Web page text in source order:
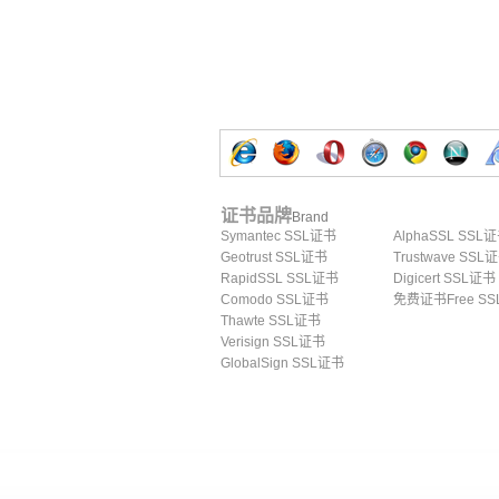
证书品牌Brand
Symantec SSL证书
Geotrust SSL证书
RapidSSL SSL证书
Comodo SSL证书
Thawte SSL证书
Verisign SSL证书
GlobalSign SSL证书
AlphaSSL SSL证
Trustwave SSL
Digicert SSL证书
免费证书Free